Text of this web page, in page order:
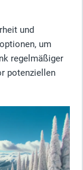
und
um
regelmäßiger
potenziellen